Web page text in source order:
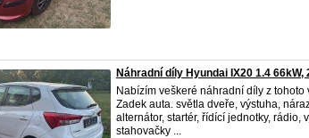
Náhradní díly Hyundai IX20 1.4 66kW,
Nabízím veškeré náhradní díly z
Zadek auta. světla dveře, výstuha,
alternátor, startér, řídící jednotky, rádio,
stahovačky ...